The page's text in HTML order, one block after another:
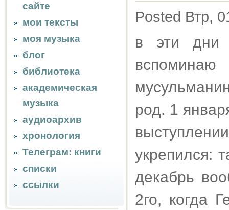
сайте
мои тексты
моя музыка
блог
библиотека
академическая
музыка
аудиоархив
хронология
Телеграм: книги
списки
ссылки
Posted Втр,
в эти дни
род. 1
укрепился:
декабрь
2го, когда